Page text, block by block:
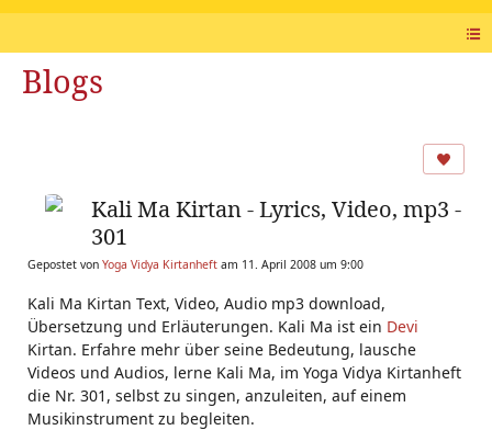
Blogs
Kali Ma Kirtan - Lyrics, Video, mp3 -
301
Gepostet von Yoga Vidya Kirtanheft am 11. April 2008 um 9:00
Kali Ma Kirtan Text, Video, Audio mp3 download,
Übersetzung und Erläuterungen. Kali Ma ist ein Devi
Kirtan. Erfahre mehr über seine Bedeutung, lausche
Videos und Audios, lerne Kali Ma, im Yoga Vidya Kirtanheft
die Nr. 301, selbst zu singen, anzuleiten, auf einem
Musikinstrument zu begleiten.